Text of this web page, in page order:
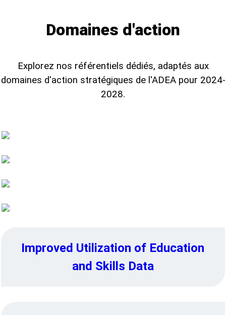
Domaines d'action
Explorez nos référentiels dédiés, adaptés aux
domaines d'action stratégiques de l'ADEA pour 2024-
2028.
Improved Utilization of Education
and Skills Data